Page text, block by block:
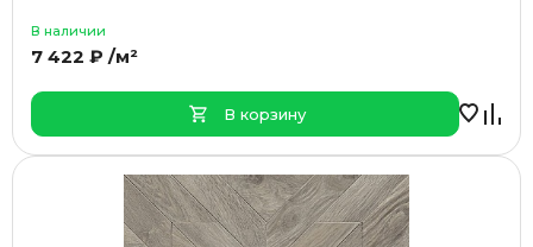
В наличии
7 422 ₽ /м²
В корзину